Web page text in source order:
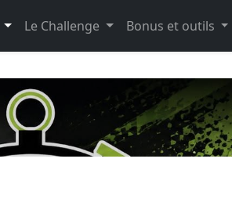
Le Challenge Bonus et outils